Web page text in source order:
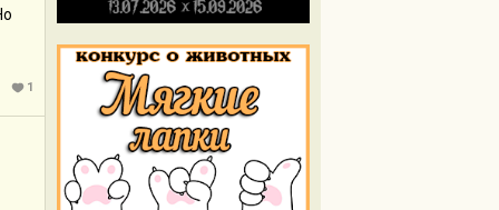
1